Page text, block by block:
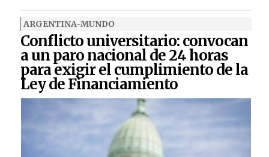
ARGENTINA-MUNDO
Conflicto universitario: convocan
a un paro nacional de 24 horas
para exigir el cumplimiento de la
Ley de Financiamiento